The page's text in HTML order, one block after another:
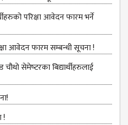
परिक्षा आवेदन फारम भर्ने
आवेदन फारम सम्बन्धी सूचना !
चौथो सेमेष्‍टरका बिद्यार्थीहरुलाई
!